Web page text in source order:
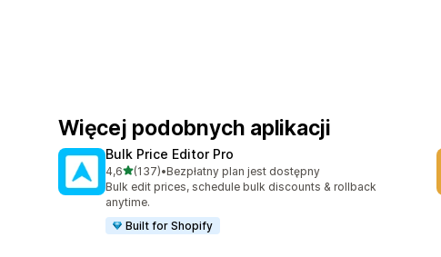
Więcej podobnych aplikacji
Bulk Price Editor Pro
4,6na 5 gwiazdek
(137)
Łączna liczba recenzji: 137
•Bezpłatny plan jest dostępny
Bulk edit prices, schedule bulk discounts & rollback
anytime.
Built for Shopify